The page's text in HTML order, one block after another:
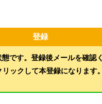
です。登録後メールを確認く
ックして本登録になります。